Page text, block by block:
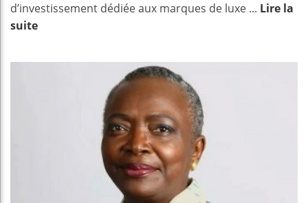
d’investissement dédiée aux marques de luxe ... Lire la
suite